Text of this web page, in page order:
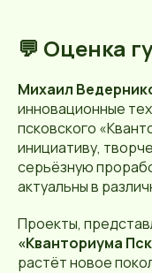
💬 Оценка
Михаил
инновационные
псковского
инициативу,
серьёзную
актуальны в
Проекты,
«Кванториума
растёт новое